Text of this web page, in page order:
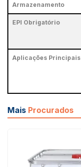
Armazenamento
EPI Obrigatório
Aplicações Principais
Mais Procurados